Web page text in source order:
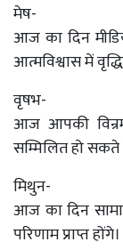
मेष-
आज का दिन
आत्मविश्वास में
वृषभ-
आज आपकी
सम्मिलित हो सकते
मिथुन-
आज का दिन
परिणाम प्राप्त